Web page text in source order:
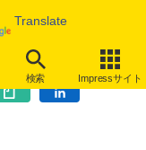
Translate
検索 Impressサイト
を無償貸与